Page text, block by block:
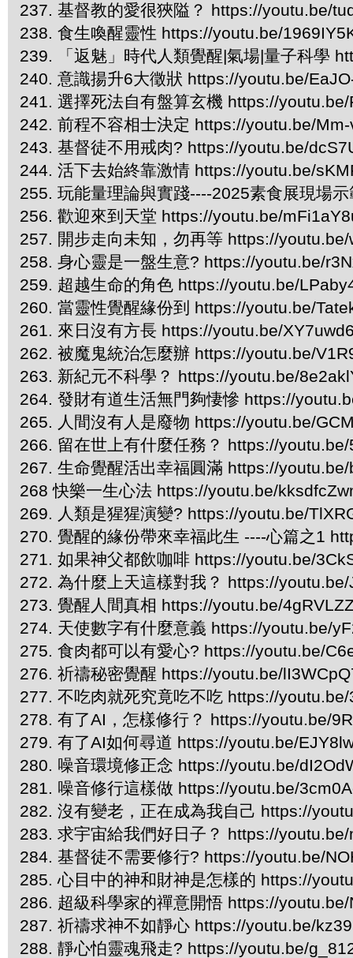
237. 基督教的愛很狹隘？ https://youtu.be/
238. 食生喚醒靈性 https://youtu.be/
239. 「返魅」時代人類覺醒|氣場|量子科學
240. 意識揚升6大徵狀 https://youtu.be/
241. 選擇死法自有盤算玄機 https://
242. 前程不容相士決定 https://youtu.be/
243. 基督徒不用戒肉? https://youtu.be/
244. 活下去始終靠激情 https://youtu.be/
255. 玩能量理論與實踐----2025素食展現場
256. 歡迎來到天堂 https://youtu.be/
257. 開步走向未知，勿再等 https://
258. 身心靈是一盤生意? https://youtu.be/
259. 超越生命的角色 https://youtu.be/
260. 當靈性覺醒緣份到 https://youtu.be/
261. 來日沒有方長 https://youtu.be/
262. 被魔鬼統治怎麼辦 https://youtu.be/
263. 新紀元不科學？ https://youtu.be/
264. 發財有道生活無門夠悽慘 https://
265. 人間沒有人是廢物 https://youtu.be/
266. 留在世上有什麼任務？ https://
267. 生命覺醒活出幸福圓滿 https://
268 快樂一生心法 https://youtu.be/
269. 人類是猩猩演變? https://youtu.be/
270. 覺醒的緣份帶來幸福此生 ----心篇之1
271. 如果神父都飲咖啡 https://youtu.be/
272. 為什麼上天這樣對我？ https://
273. 覺醒人間真相 https://youtu.be/
274. 天使數字有什麼意義 https://youtu.be/
275. 食肉都可以有愛心? https://youtu.be/
276. 祈禱秘密覺醒 https://youtu.be/
277. 不吃肉就死究竟吃不吃 https://
278. 有了AI，怎樣修行？ https://youtu.be/
279. 有了AI如何尋道 https://youtu.be/
280. 噪音環境修正念 https://youtu.be/
281. 噪音修行這樣做 https://youtu.be/
282. 沒有變老，正在成為我自己 https://
283. 求宇宙給我們好日子？ https://
284. 基督徒不需要修行? https://youtu.be/
285. 心目中的神和財神是怎樣的 https://
286. 超級科學家的禪意開悟 https://youtu.be/
287. 祈禱求神不如靜心 https://youtu.be/
288. 靜心怕靈魂飛走? https://youtu.be/